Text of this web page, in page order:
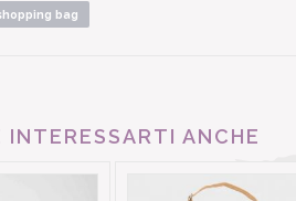
bag
INTERESSARTI ANCHE